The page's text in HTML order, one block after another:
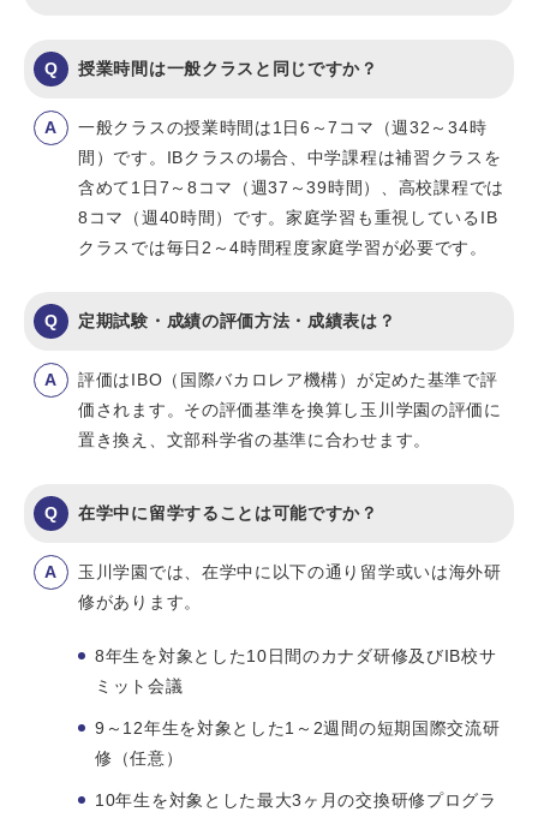
授業時間は一般クラスと同じですか？
一般クラスの授業時間は1日6～7コマ（週32～34時
間）です。IBクラスの場合、中学課程は補習クラスを
含めて1日7～8コマ（週37～39時間）、高校課程では
8コマ（週40時間）です。家庭学習も重視しているIB
クラスでは毎日2～4時間程度家庭学習が必要です。
定期試験・成績の評価方法・成績表は？
評価はIBO（国際バカロレア機構）が定めた基準で評
価されます。その評価基準を換算し玉川学園の評価に
置き換え、文部科学省の基準に合わせます。
在学中に留学することは可能ですか？
玉川学園では、在学中に以下の通り留学或いは海外研
修があります。
8年生を対象とした10日間のカナダ研修及びIB校サ
ミット会議
9～12年生を対象とした1～2週間の短期国際交流研
修（任意）
10年生を対象とした最大3ヶ月の交換研修プログラ